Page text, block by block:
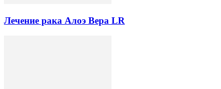
Лечение рака Алоэ Вера LR